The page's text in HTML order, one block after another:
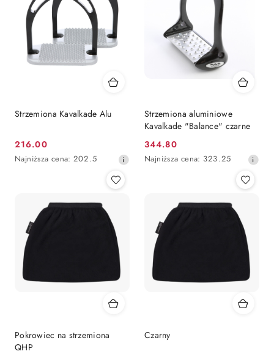
Strzemiona Kavalkade Alu
Cena
promocyjna:
216.00
Najniższa
obniżką
Najniższa cena: 202.5
Strzemiona aluminiowe
Kavalkade "Balance" czarne
Cena
promocyjna:
344.80
Najniższa
obniżką
Najniższa cena: 323.25
Pokrowiec na strzemiona
QHP
Czarny